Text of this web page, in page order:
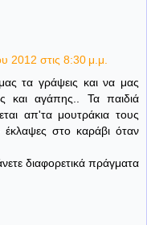
2012 στις 8:30 μ.μ.
τα γράψεις και να μας
και αγάπης.. Τα παιδιά
απ'τα μουτράκια τους
στο καράβι όταν
διαφορετικά πράγματα